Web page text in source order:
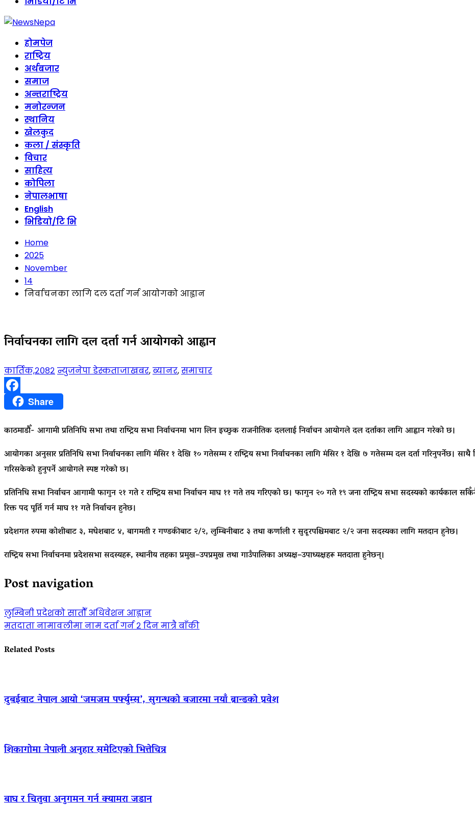
होमपेज
राष्ट्रिय
अर्थबजार
समाज
अन्तराष्ट्रिय
मनोरन्जन
स्थानिय
खेलकुद
कला / संस्कृति
विचार
साहित्य
कोपिला
नेपालभाषा
English
भिडियो/टि भि
Home
2025
November
14
निर्वाचनका लागि दल दर्ता गर्न आयोगको आह्वान
निर्वाचनका लागि दल दर्ता गर्न आयोगको आह्वान
कार्तिक,२०८२ न्युजनेपा डेस्कताजाखबर,ब्यानर,समाचार
FacebookShare
काठमाडौँ- आगामी प्रतिनिधि सभा तथा राष्ट्रिय सभा निर्वाचनमा भाग लिन इच्छुक राजनीतिक दललाई निर्वाचन आयोगले दल दर्ताका लागि आह्वान गरेको छ।
आयोगका अनुसार प्रतिनिधि सभा निर्वाचनका लागि मंसिर १ देखि १० गतेसम्म र राष्ट्रिय सभा निर्वाचनका लागि मंसिर १ देखि ७ गतेसम्म दल दर्ता गरिनुपर्नेछ। साथै
गरिसकेको हुनुपर्ने आयोगले स्पष्ट गरेको छ।
प्रतिनिधि सभा निर्वाचन आगामी फागुन २१ गते र राष्ट्रिय सभा निर्वाचन माघ ११ गते तय गरिएको छ। फागुन २० गते १९ जना राष्ट्रिय सभा सदस्यको कार्यकाल
रिक्त पद पूर्ति गर्न माघ ११ गते निर्वाचन हुनेछ।
प्रदेशगत रुपमा कोशीबाट ३, मधेशबाट ४, बागमती र गण्डकीबाट २/२, लुम्बिनीबाट ३ तथा कर्णाली र सुदूरपश्चिमबाट २/२ जना सदस्यका लागि मतदान हुनेछ।
राष्ट्रिय सभा निर्वाचनमा प्रदेशसभा सदस्यहरू, स्थानीय तहका प्रमुख–उपप्रमुख तथा गाउँपालिका अध्यक्ष–उपाध्यक्षहरू मतदाता हुनेछन्।
Post navigation
लुम्बिनी प्रदेशको सातौँ अधिवेशन आह्वान
मतदाता नामावलीमा नाम दर्ता गर्न २ दिन मात्रै बाँकी
Related Posts
दुबईबाट नेपाल आयो ‘जमजम पर्फ्युम्स’, सुगन्धको बजारमा नयाँ ब्रान्डको प्रवेश
शिकागोमा नेपाली अनुहार समेटिएको भित्तेचित्र
बाघ र चितुवा अनुगमन गर्न क्यामरा जडान